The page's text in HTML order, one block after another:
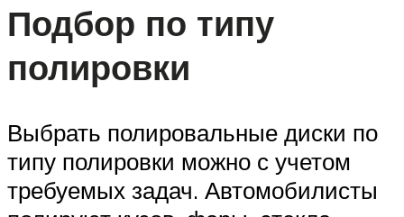
Подбор по типу
полировки
Выбрать полировальные диски по
типу полировки можно с учетом
требуемых задач. Автомобилисты